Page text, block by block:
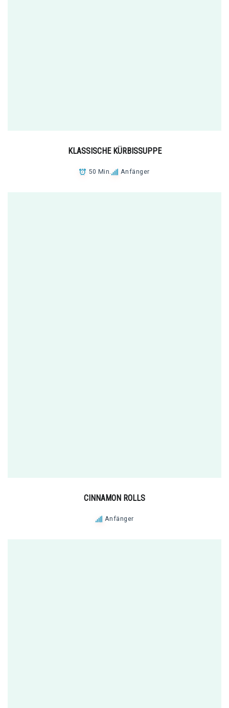
KLASSISCHE KÜRBISSUPPE
50 Min. Anfänger
CINNAMON ROLLS
Anfänger